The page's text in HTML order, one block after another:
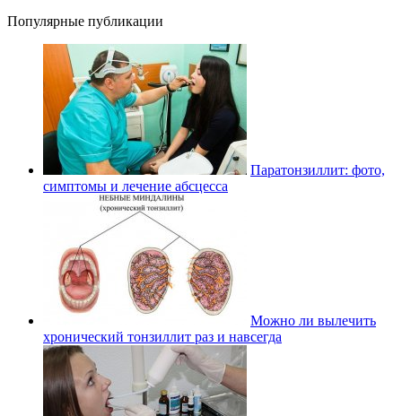
Популярные публикации
Паратонзиллит: фото,
симптомы и лечение абсцесса
Можно ли вылечить
хронический тонзиллит раз и навсегда